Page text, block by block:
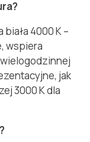
4000 K –
wspiera
jak
3000 K dla